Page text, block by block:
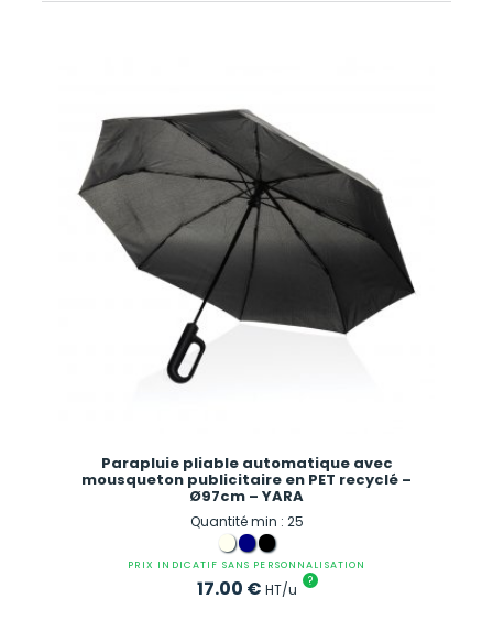
Parapluie pliable automatique avec
mousqueton publicitaire en PET recyclé –
Ø97cm – YARA
Quantité min : 25
PRIX INDICATIF SANS PERSONNALISATION
17.00 € HT/u ?